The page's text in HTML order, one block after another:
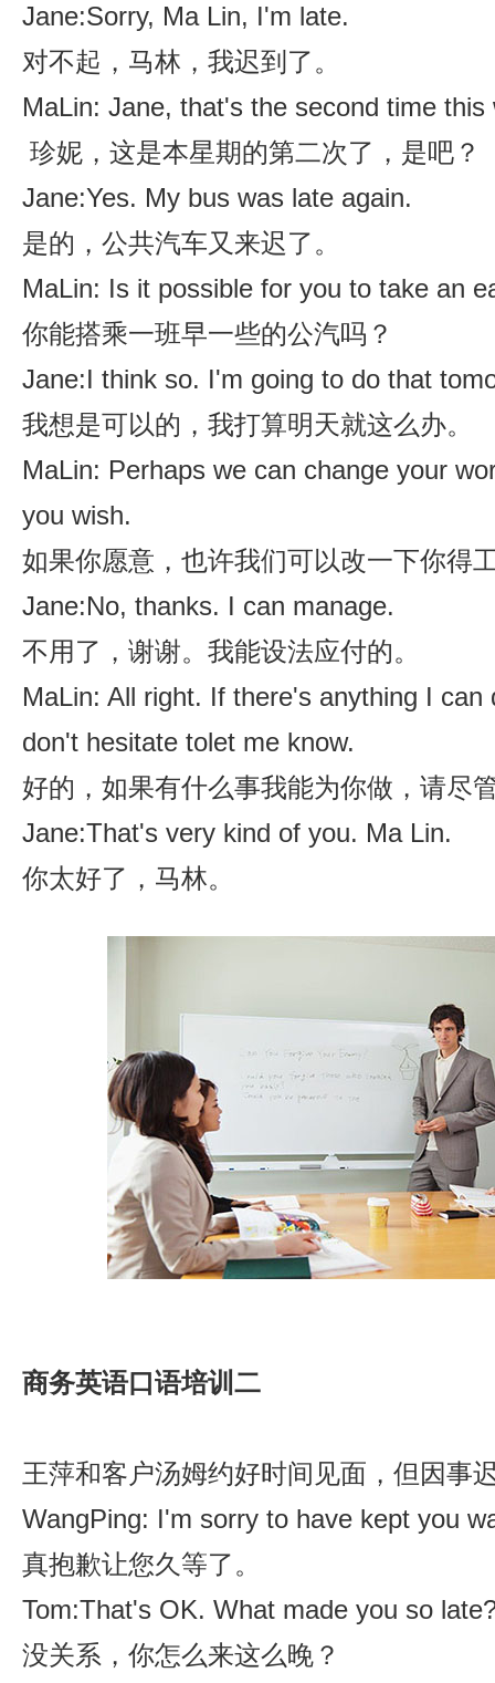
Jane:Sorry, Ma Lin, I'm late.
对不起，马林，我迟到了。
MaLin: Jane, that's the second time
珍妮，这是本星期的第二次了，是吧？
Jane:Yes. My bus was late again.
是的，公共汽车又来迟了。
MaLin: Is it possible for you to take an
你能搭乘一班早一些的公汽吗？
Jane:I think so. I'm going to do that
我想是可以的，我打算明天就这么办。
MaLin: Perhaps we can change your
you wish.
如果你愿意，也许我们可以改一下你得
Jane:No, thanks. I can manage.
不用了，谢谢。我能设法应付的。
MaLin: All right. If there's anything I can
don't hesitate tolet me know.
好的，如果有什么事我能为你做，请尽
Jane:That's very kind of you. Ma Lin.
你太好了，马林。
商务英语口语培训二
王萍和客户汤姆约好时间见面，但因事
WangPing: I'm sorry to have kept you
真抱歉让您久等了。
Tom:That's OK. What made you so
没关系，你怎么来这么晚？